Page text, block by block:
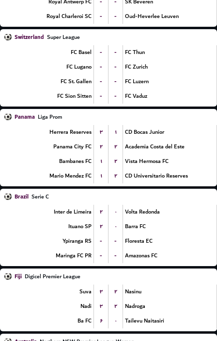
Royal Charleroi SC
- - Oud-Heverlee Leuven
Switzerland Super League
FC Basel
- -
FC Thun
FC Lugano
- -
FC Zurich
FC St. Gallen
- -
FC Luzern
FC Sion Sitten
- - FC Vaduz
Panama Liga Prom
Herrera Reserves
۳ ۱
CD Bocas Junior
Panama City FC
۲ ۲
Academia Costa del Este
Bambanes FC
۱ ۲
Vista Hermosa FC
Mario Mendez FC
۱ ۲ CD Universitario Reserves
Brazil Serie C
Inter de Limeira
۲ ۰
Volta Redonda
Ituano SP
۲ ۰
Barra FC
Ypiranga RS
- -
Floresta EC
Maringa FC PR
- - Amazonas FC
Fiji Digicel Premier League
Suva
۳ ۲
Nasinu
Nadi
۳ ۲
Nadroga
Ba FC
۶ ۰ Tailevu Naitasiri